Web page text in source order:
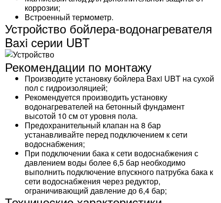
коррозии;
Встроенный термометр.
Устройство бойлера-водонагревателя
Baxi серии UBT
Рекомендации по монтажу
Производите установку бойлера Baxi UBT на сухой
пол с гидроизоляцией;
Рекомендуется производить установку
водонагревателей на бетонный фундамент
высотой 10 см от уровня пола.
Предохранительный клапан на 8 бар
устанавливайте перед подключением к сети
водоснабжения;
При подключении бака к сети водоснабжения с
давлением воды более 6,5 бар необходимо
выполнить подключение впускного патрубка бака к
сети водоснабжения через редуктор,
ограничивающий давление до 6,4 бар;